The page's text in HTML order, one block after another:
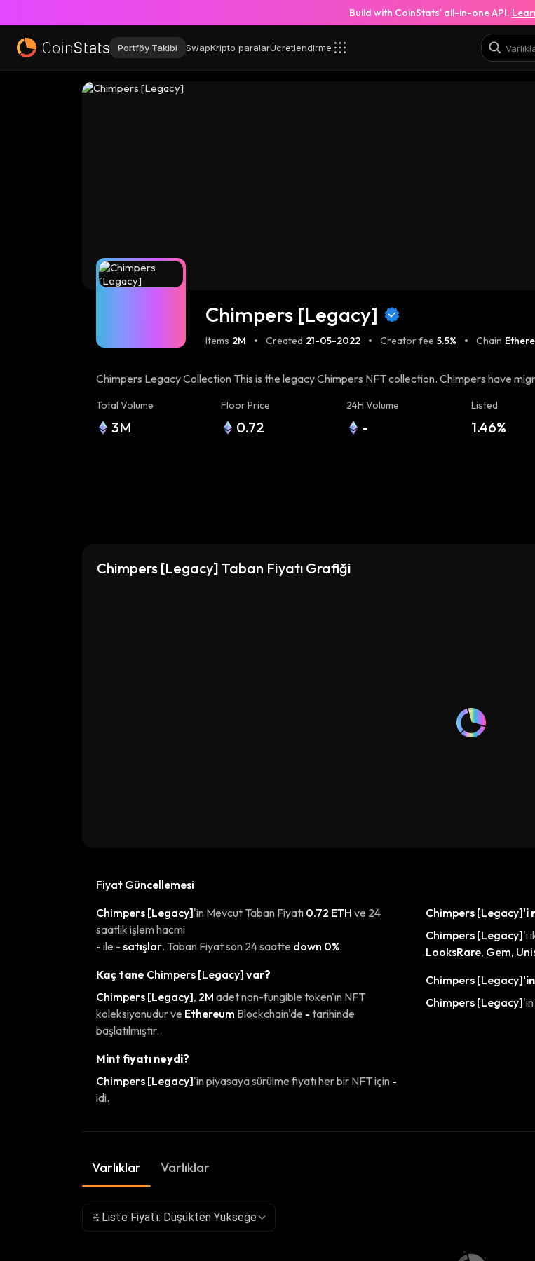
Build with CoinStats’ all-in-one API.
Portföy Takibi SwapKripto paralarÜcretlendirme
Chimpers [Legacy]
Items 2M Created 21-05-2022 Creator fee 5.5% Chain
Chimpers Legacy Collection This is the legacy Chimpers NFT collection. Chimpers have
Total Volume
3M
Floor Price
0.72
24H Volume
-
Listed
1.46%
Chimpers [Legacy] Taban Fiyatı Grafiği
Fiyat Güncellemesi
Chimpers [Legacy]'in Mevcut Taban Fiyatı 0.72 ETH ve 24
saatlik işlem hacmi
- ile - satışlar. Taban Fiyat son 24 saatte down 0%.
Kaç tane Chimpers [Legacy] var?
Chimpers [Legacy], 2M adet non-fungible token'ın NFT
koleksiyonudur ve Ethereum Blockchain'de - tarihinde
başlatılmıştır.
Mint fiyatı neydi?
Chimpers [Legacy]'in piyasaya sürülme fiyatı her bir NFT için -
idi.
Chimpers [Legacy]'i
Chimpers [Legacy]'i
LooksRare, Gem,
Chimpers [Legacy]
Chimpers [Legacy]
Varlıklar Varlıklar
Liste Fiyatı: Düşükten Yükseğe